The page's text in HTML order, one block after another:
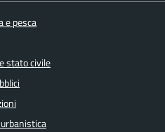
e pesca
stato civile